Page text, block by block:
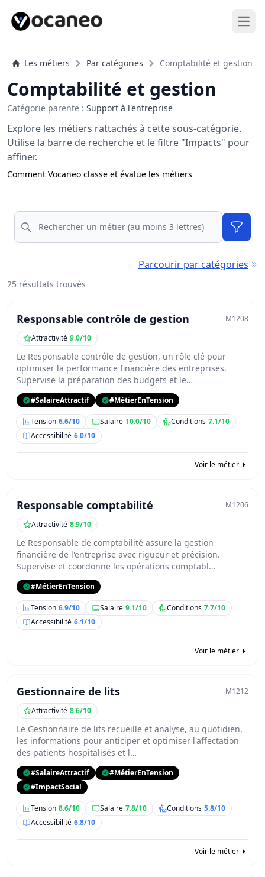
Les métiers Par catégories Comptabilité et gestion
Comptabilité et gestion
Catégorie parente : Support à l'entreprise
Explore les métiers rattachés à cette sous-catégorie.
Utilise la barre de recherche et le filtre "Impacts" pour
affiner.
Comment Vocaneo classe et évalue les métiers
Rechercher
Filtres
Parcourir par catégories
25 résultats trouvés
Responsable contrôle de gestion
M1208
Attractivité 9.0/10
Le Responsable contrôle de gestion, un rôle clé pour
optimiser la performance financière des entreprises.
Supervise la préparation des budgets et le…
#SalaireAttractif #MétierEnTension
Tension 6.6/10 Salaire 10.0/10 Conditions 7.1/10
Accessibilité 6.0/10
Voir le métier
Responsable comptabilité
M1206
Attractivité 8.9/10
Le Responsable de comptabilité assure la gestion
financière de l'entreprise avec rigueur et précision.
Supervise et coordonne les opérations comptabl…
#MétierEnTension
Tension 6.9/10 Salaire 9.1/10 Conditions 7.7/10
Accessibilité 6.1/10
Voir le métier
Gestionnaire de lits
M1212
Attractivité 8.6/10
Le Gestionnaire de lits recueille et analyse, au quotidien,
les informations pour anticiper et optimiser l'affectation
des patients hospitalisés et l…
#SalaireAttractif
#MétierEnTension
#ImpactSocial
Tension 8.6/10 Salaire 7.8/10 Conditions 5.8/10
Accessibilité 6.8/10
Voir le métier